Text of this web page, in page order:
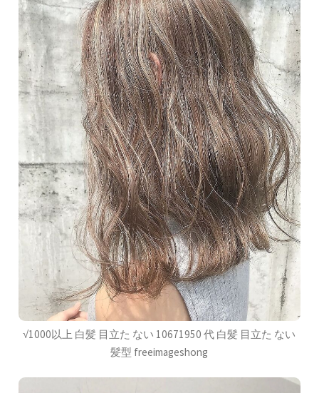
√1000以上 白髪 目立た ない 10671950 代 白髪 目立た ない
髪型 freeimageshong